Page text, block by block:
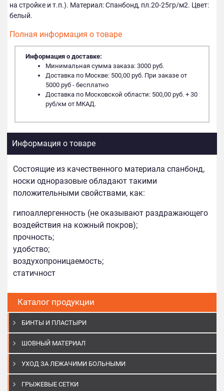
Каталог продукции
БИНТЫ И ПЛАСТЫРИ
ШОВНЫЙ МАТЕРИАЛ
УХОД ЗА ЛЕЖАЧИМИ БОЛЬНЫМИ
ГРЫЖЕВЫЕ СЕТКИ
на стройке и т.п.). Материал: Спанбонд, пл.20-25гр/м2. Цвет:
белый.
Полная информация о товаре
Информация о доставке:
Минимальная сумма заказа: 3000 руб.
Доставка по Москве: 500,00 руб. При заказе от
5000 руб - бесплатно
Доставка по Московской области: 500,00 руб. + 30
руб/км от МКАД.
Информация о товаре
Состоящие из качественного материала спанбонд,
носки одноразовые обладают такими
положительными свойствами, как:
гипоаллергенность (не оказывают раздражающего
воздействия на кожный покров);
прочность;
удобство;
воздухопроницаемость;
статичност